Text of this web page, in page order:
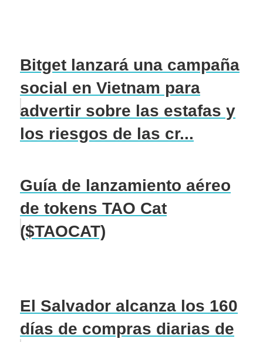
Bitget lanzará una campaña
social en Vietnam para
advertir sobre las estafas y
los riesgos de las cr...
Guía de lanzamiento aéreo
de tokens TAO Cat
($TAOCAT)
El Salvador alcanza los 160
días de compras diarias de